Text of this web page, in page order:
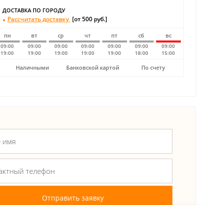
ДОСТАВКА ПО ГОРОДУ
Рассчитать доставку [от 500 руб.]
пн вт ср чт пт сб вс
09:00
19:00
09:00
19:00
09:00
19:00
09:00
19:00
09:00
19:00
09:00
18:00
09:00
15:00
Наличными Банковской картой По счету
Отправить заявку